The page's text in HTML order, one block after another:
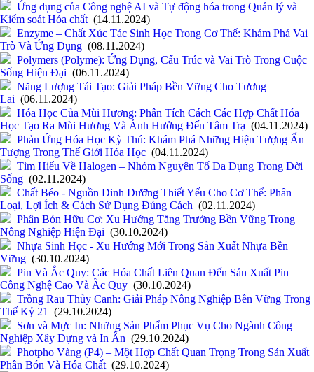
Ứng dụng của Công nghệ AI và Tự động hóa trong Quản lý và
Kiểm soát Hóa chất (14.11.2024)
Enzyme – Chất Xúc Tác Sinh Học Trong Cơ Thể: Khám Phá Vai
Trò Và Ứng Dụng (08.11.2024)
Polymers (Polyme): Ứng Dụng, Cấu Trúc và Vai Trò Trong Cuộc
Sống Hiện Đại (06.11.2024)
Năng Lượng Tái Tạo: Giải Pháp Bền Vững Cho Tương
Lai (06.11.2024)
Hóa Học Của Mùi Hương: Phân Tích Cách Các Hợp Chất Hóa
Học Tạo Ra Mùi Hương Và Ảnh Hưởng Đến Tâm Trạ (04.11.2024)
Phản Ứng Hóa Học Kỳ Thú: Khám Phá Những Hiện Tượng Ấn
Tượng Trong Thế Giới Hóa Học (04.11.2024)
Tìm Hiểu Về Halogen – Nhóm Nguyên Tố Đa Dụng Trong Đời
Sống (02.11.2024)
Chất Béo - Nguồn Dinh Dưỡng Thiết Yếu Cho Cơ Thể: Phân
Loại, Lợi Ích & Cách Sử Dụng Đúng Cách (02.11.2024)
Phân Bón Hữu Cơ: Xu Hướng Tăng Trưởng Bền Vững Trong
Nông Nghiệp Hiện Đại (30.10.2024)
Nhựa Sinh Học - Xu Hướng Mới Trong Sản Xuất Nhựa Bền
Vững (30.10.2024)
Pin Và Ắc Quy: Các Hóa Chất Liên Quan Đến Sản Xuất Pin
Công Nghệ Cao Và Ắc Quy (30.10.2024)
Trồng Rau Thủy Canh: Giải Pháp Nông Nghiệp Bền Vững Trong
Thế Kỷ 21
(29.10.2024)
Sơn và Mực In: Những Sản Phẩm Phục Vụ Cho Ngành Công
Nghiệp Xây Dựng và In Ấn (29.10.2024)
Photpho Vàng (P4) – Một Hợp Chất Quan Trọng Trong Sản Xuất
Phân Bón Và Hóa Chất (29.10.2024)